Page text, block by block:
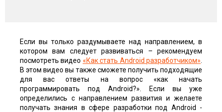
Если вы только раздумываете над направлением, в
котором вам следует развиваться – рекомендуем
посмотреть видео «Как стать Android разработчиком»
В этом видео вы также сможете получить подходящие
для вас ответы на вопрос «как начать
программировать под Android?». Если вы уже
определились с направлением развития и желаете
получать знания в сфере разработки под Android -